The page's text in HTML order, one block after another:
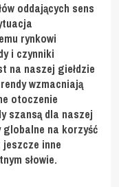
oddających sens
rynkowi
i czynniki
na naszej giełdzie
wzmacniają
otoczenie
szansą dla naszej
globalne na korzyść
inne
słowie.